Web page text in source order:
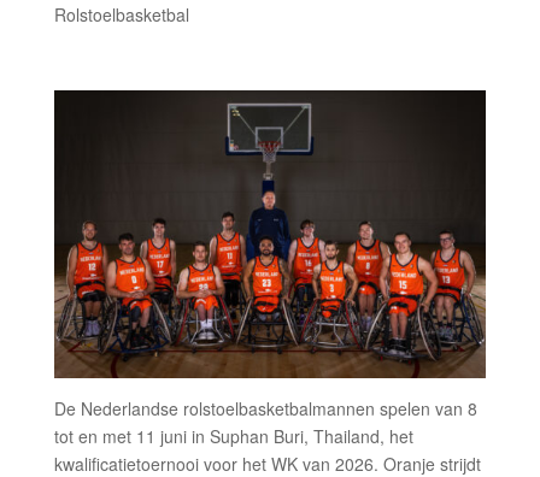
Rolstoelbasketbal
De Nederlandse rolstoelbasketbalmannen spelen van 8
tot en met 11 juni in Suphan Buri, Thailand, het
kwalificatietoernooi voor het WK van 2026. Oranje strijdt